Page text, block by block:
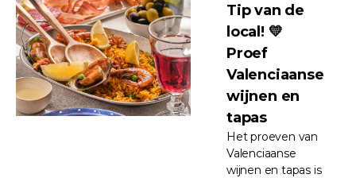
Tip van de
local! 💛
Proef
Valenciaanse
wijnen en
tapas
Het proeven van
Valenciaanse
wijnen en tapas is